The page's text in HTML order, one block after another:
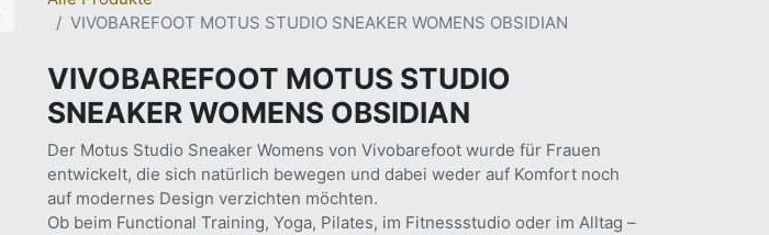
VIVOBAREFOOT MOTUS STUDIO SNEAKER WOMENS OBSIDIAN
VIVOBAREFOOT MOTUS STUDIO
SNEAKER WOMENS OBSIDIAN
Der Motus Studio Sneaker Womens von Vivobarefoot wurde für Frauen
entwickelt, die sich natürlich bewegen und dabei weder auf Komfort noch
auf modernes Design verzichten möchten.
Ob beim Functional Training, Yoga, Pilates, im Fitnessstudio oder im Alltag –